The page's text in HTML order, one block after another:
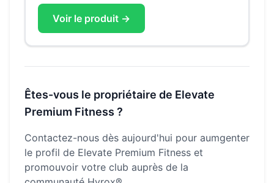
Voir le produit →
Êtes-vous le propriétaire de Elevate
Premium Fitness ?
Contactez-nous dès aujourd'hui pour aumgenter
le profil de Elevate Premium Fitness et
promouvoir votre club auprès de la